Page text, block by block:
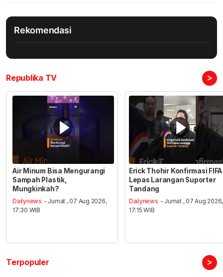
Rekomendasi
Republika TV >
Air Minum Bisa Mengurangi
Sampah Plastik,
Mungkinkah?
Dailynews - Jumat , 07 Aug 2026,
17:30 WIB
Erick Thohir Konfirmasi FIFA
Lepas Larangan Suporter
Tandang
Dailynews - Jumat , 07 Aug 2026,
17:15 WIB
Terpopuler >